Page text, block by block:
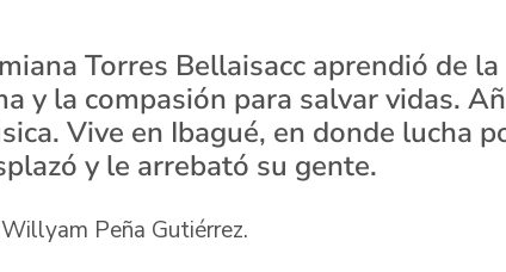
Torres Bellaisacc aprendió de
y la compasión para salvar vidas.
Vive en Ibagué, en donde lucha
y le arrebató su gente.
Peña Gutiérrez.